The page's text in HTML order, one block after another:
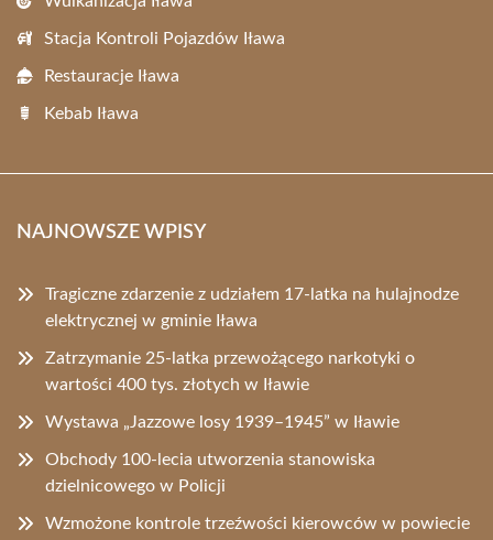
Stacja Kontroli Pojazdów Iława
Restauracje Iława
Kebab Iława
NAJNOWSZE WPISY
Tragiczne zdarzenie z udziałem 17-latka na hulajnodze
elektrycznej w gminie Iława
Zatrzymanie 25-latka przewożącego narkotyki o
wartości 400 tys. złotych w Iławie
Wystawa „Jazzowe losy 1939–1945” w Iławie
Obchody 100-lecia utworzenia stanowiska
dzielnicowego w Policji
Wzmożone kontrole trzeźwości kierowców w powiecie